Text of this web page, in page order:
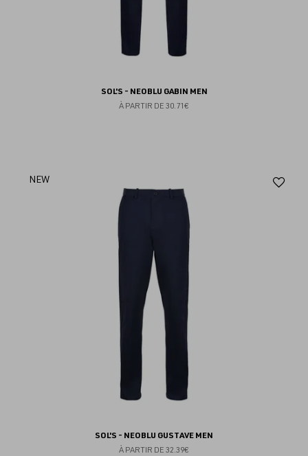
SOL'S - NEOBLU GABIN MEN
À PARTIR DE 30.71€
NEW
SOL'S - NEOBLU GUSTAVE MEN
À PARTIR DE 32.39€